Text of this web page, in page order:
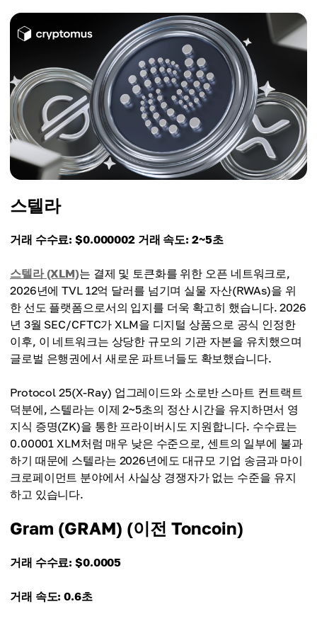
거래 속도
거래 수수료
거래 속도
1분
티커
TRX
거래 수수료
$0.01
거래 속도
1초 미만
토큰
도그위프햇
WIF
거래 수수료
$0.08
거래 속도
스텔라
거래 수수료: $0.000002 거래 속도: 2~5초
스텔라 (XLM)는 결제 및 토큰화를 위한 오픈 네트워크로,
2026년에 TVL 12억 달러를 넘기며 실물 자산(RWAs)을 위
한 선도 플랫폼으로서의 입지를 더욱 확고히 했습니다. 2026
년 3월 SEC/CFTC가 XLM을 디지털 상품으로 공식 인정한
이후, 이 네트워크는 상당한 규모의 기관 자본을 유치했으며
글로벌 은행권에서 새로운 파트너들도 확보했습니다.
Protocol 25(X-Ray) 업그레이드와 소로반 스마트 컨트랙트
덕분에, 스텔라는 이제 2~5초의 정산 시간을 유지하면서 영
지식 증명(ZK)을 통한 프라이버시도 지원합니다. 수수료는
0.00001 XLM처럼 매우 낮은 수준으로, 센트의 일부에 불과
하기 때문에 스텔라는 2026년에도 대규모 기업 송금과 마이
크로페이먼트 분야에서 사실상 경쟁자가 없는 수준을 유지
하고 있습니다.
Gram (GRAM) (이전 Toncoin)
거래 수수료: $0.0005
거래 속도: 0.6초